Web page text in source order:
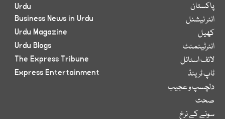
پاکستان
انٹر نیشنل
کھیل
انٹرٹینمنٹ
لائف اسٹائل
ٹاپ ٹرینڈ
دلچسپ و عجیب
صحت
سونے کے نرخ
Urdu
Business News in Urdu
Urdu Magazine
Urdu Blogs
The Express Tribune
Express Entertainment